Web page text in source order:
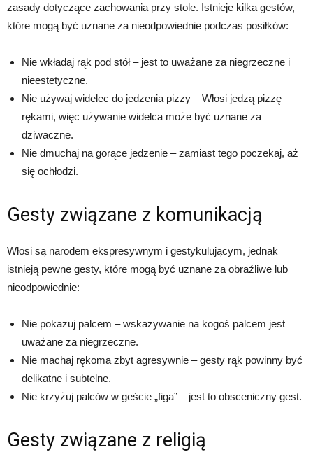
zasady dotyczące zachowania przy stole. Istnieje kilka gestów,
które mogą być uznane za nieodpowiednie podczas posiłków:
Nie wkładaj rąk pod stół – jest to uważane za niegrzeczne i
nieestetyczne.
Nie używaj widelec do jedzenia pizzy – Włosi jedzą pizzę
rękami, więc używanie widelca może być uznane za
dziwaczne.
Nie dmuchaj na gorące jedzenie – zamiast tego poczekaj, aż
się ochłodzi.
Gesty związane z komunikacją
Włosi są narodem ekspresywnym i gestykulującym, jednak
istnieją pewne gesty, które mogą być uznane za obraźliwe lub
nieodpowiednie:
Nie pokazuj palcem – wskazywanie na kogoś palcem jest
uważane za niegrzeczne.
Nie machaj rękoma zbyt agresywnie – gesty rąk powinny być
delikatne i subtelne.
Nie krzyżuj palców w geście „figa” – jest to obsceniczny gest.
Gesty związane z religią